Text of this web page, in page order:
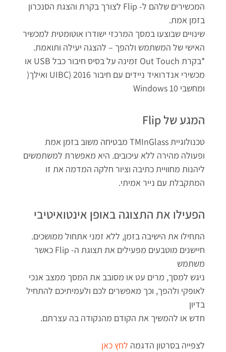
המכשירים שלהם ל- Flip לצורך בקרת והצגת הסנכרון
בזמן אמת.
שינויים שבוצעו במסך המרכזי ישודרו אוטומטית למכשיר
האישי של המשתמש ולהפך – להצגה יעילה ותואמת.
*בקרת Out Touch זמינה על בסיס חיבור כבל USB או
מכשירי אנדרואיד ניידים עם חיבור 2016 (UIBC ואילך(
ומחשבי 10 Windows
המגע של Flip
טכנולוגיית TMInGlass מבטיחה משוב בזמן אמת
ופעולה מהירה ללא עיכובים. היא מאפשרת למשתמשים
ליהנות מחוויית כתיבה וציור חלקה המדמה את זו
המתקבלת עם נייר אמיתי.
הפעילו את התצוגה באופן אינטואיטיבי
התחילו את הישיבה בזמן, ללא זמני אתחול ממושכים.
חיישנים מוטבעים מפעילים את תצוגת ה- Flip כאשר
משתמש
ניגש למסך, מרים עט או מסובב את המסך ממצב אנכי
לאופקי ולהפך, וכך מאפשרים לכם ולעמיתיכם להתחיל
בדיון
חדש או להמשיך את הקודם מהנקודה בה עצרתם.
לצפייה בסרטון הדגמה לחץ כאן